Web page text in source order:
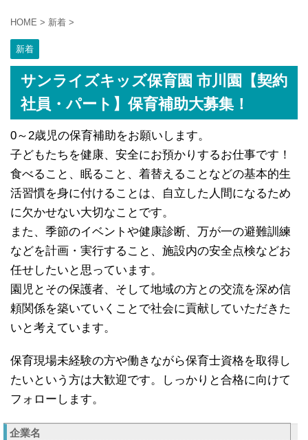
HOME > 新着 >
新着
サンライズキッズ保育園 市川園【契約
社員・パート】保育補助大募集！
0～2歳児の保育補助をお願いします。
子どもたちを健康、安全にお預かりするお仕事です！
食べること、眠ること、着替えることなどの基本的生
活習慣を身に付けることは、自立した人間になるため
に欠かせない大切なことです。
また、季節のイベントや健康診断、万が一の避難訓練
などを計画・実行すること、施設内の安全点検などお
任せしたいと思っています。
園児とその保護者、そして地域の方との交流を深め信
頼関係を築いていくことで社会に貢献していただきた
いと考えています。
保育現場未経験の方や働きながら保育士資格を取得し
たいという方は大歓迎です。しっかりと合格に向けて
フォローします。
企業名